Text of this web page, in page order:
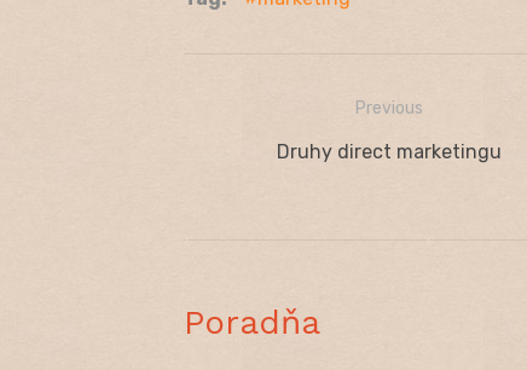
Navigácia
Previous
Previous
Druhy direct marketingu
Poradňa